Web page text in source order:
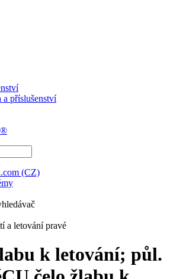
a příslušenství
(CZ)
a letování pravé
k letování; půl.